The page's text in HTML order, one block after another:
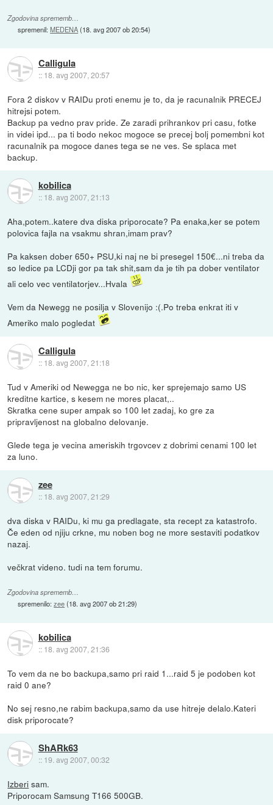
Zgodovina sprememb…
spremenil:MEDENA(18. avg 2007 ob 20:54)
Calligula
:: 18. avg 2007, 20:57
Fora 2 diskov v RAIDu proti enemu je to, da je racunalnik PRECEJ
hitrejsi potem.
Backup pa vedno prav pride. Ze zaradi prihrankov pri casu, fotke
in videi ipd... pa ti bodo nekoc mogoce se precej bolj pomembni kot
racunalnik pa mogoce danes tega se ne ves. Se splaca met
backup.
kobilica
:: 18. avg 2007, 21:13
Aha,potem..katere dva diska priporocate? Pa enaka,ker se potem
polovica fajla na vsakmu shran,imam prav?
Pa kaksen dober 650+ PSU,ki naj ne bi presegel 150€...ni treba da
so ledice pa LCDji gor pa tak shit,sam da je tih pa dober ventilator
ali celo vec ventilatorjev...Hvala
Vem da Newegg ne posilja v Slovenijo :(.Po treba enkrat iti v
Ameriko malo pogledat
Calligula
:: 18. avg 2007, 21:18
Tud v Ameriki od Newegga ne bo nic, ker sprejemajo samo US
kreditne kartice, s kesem ne mores placat,..
Skratka cene super ampak so 100 let zadaj, ko gre za
pripravljenost na globalno delovanje.
Glede tega je vecina ameriskih trgovcev z dobrimi cenami 100 let
za luno.
zee
:: 18. avg 2007, 21:29
dva diska v RAIDu, ki mu ga predlagate, sta recept za katastrofo.
Če eden od njiju crkne, mu noben bog ne more sestaviti podatkov
nazaj.
večkrat videno. tudi na tem forumu.
Zgodovina sprememb…
spremenilo:zee(18. avg 2007 ob 21:29)
kobilica
:: 18. avg 2007, 21:36
To vem da ne bo backupa,samo pri raid 1...raid 5 je podoben kot
raid 0 ane?
No sej resno,ne rabim backupa,samo da use hitreje delalo.Kateri
disk priporocate?
ShARk63
:: 19. avg 2007, 00:32
Izberi sam.
Priporocam Samsung T166 500GB.